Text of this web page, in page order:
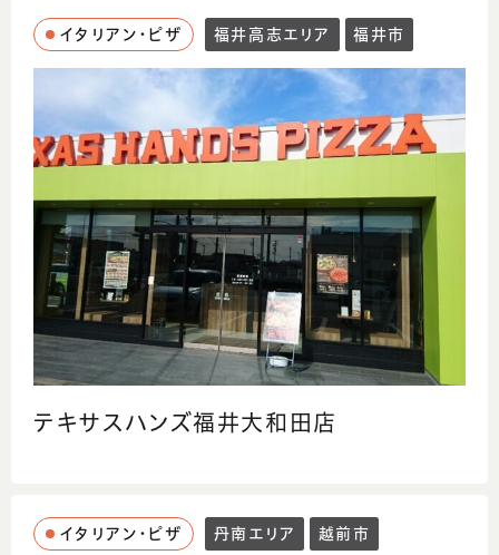
イタリアン・ピザ 福井高志エリア 福井市
テキサスハンズ福井大和田店
イタリアン・ピザ 丹南エリア 越前市